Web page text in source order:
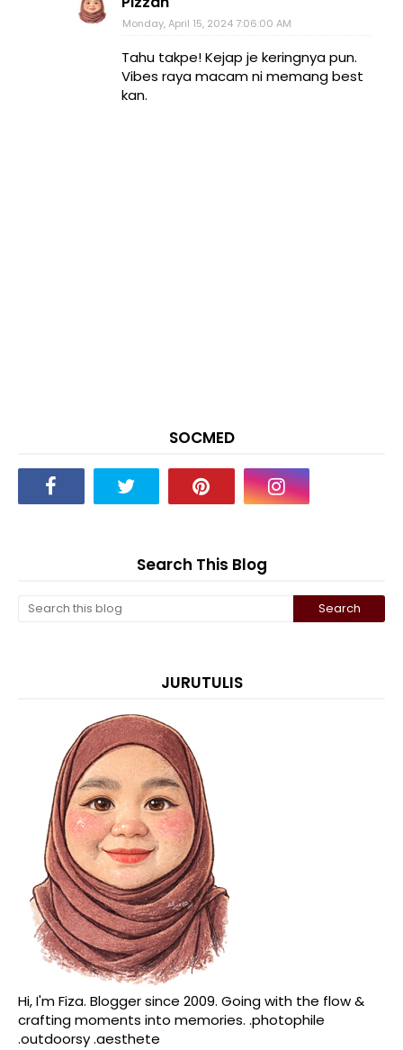
Monday, April 15, 2024 7:06:00 AM
Tahu takpe! Kejap je keringnya pun.
Vibes raya macam ni memang best
kan.
SOCMED
Search This Blog
JURUTULIS
Hi, I'm Fiza. Blogger since 2009. Going with the flow &
crafting moments into memories. .photophile
.outdoorsy .aesthete